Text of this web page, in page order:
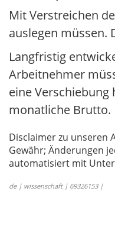
Mit Verstreichen
auslegen müssen.
Langfristig
Arbeitnehmer
eine
monatliche Brutto.
Disclaimer zu unseren
Gewähr; Änderungen
automatisiert mit
de | wissenschaft | 69326153 |